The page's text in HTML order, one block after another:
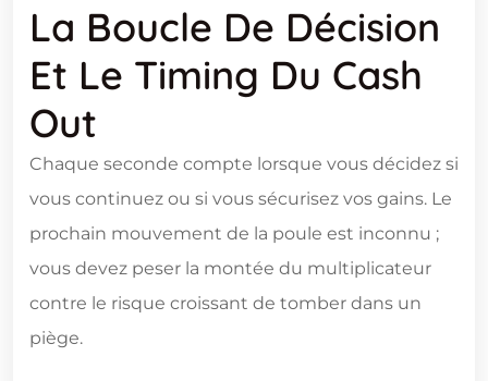
La Boucle De Décision
Et Le Timing Du Cash
Out
Chaque seconde compte lorsque vous décidez si
vous continuez ou si vous sécurisez vos gains. Le
prochain mouvement de la poule est inconnu ;
vous devez peser la montée du multiplicateur
contre le risque croissant de tomber dans un
piège.